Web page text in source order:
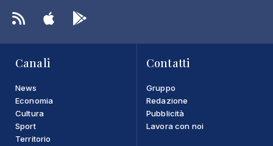
Canali
News
Economia
Cultura
Sport
Territorio
Contatti
Gruppo
Redazione
Pubblicità
Lavora con noi